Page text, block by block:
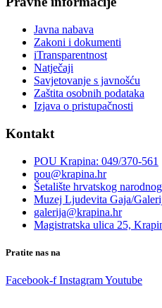
Javna nabava
Zakoni i dokumenti
iTransparentnost
Natječaji
Savjetovanje s javnošću
Zaštita osobnih podataka
Izjava o pristupačnosti
Kontakt
POU Krapina: 049/370-561
pou@krapina.hr
Šetalište hrvatskog
Muzej Ljudevita Gaja/
galerija@krapina.hr
Magistratska ulica 25,
Pratite nas na
Facebook-f InstagramYoutube